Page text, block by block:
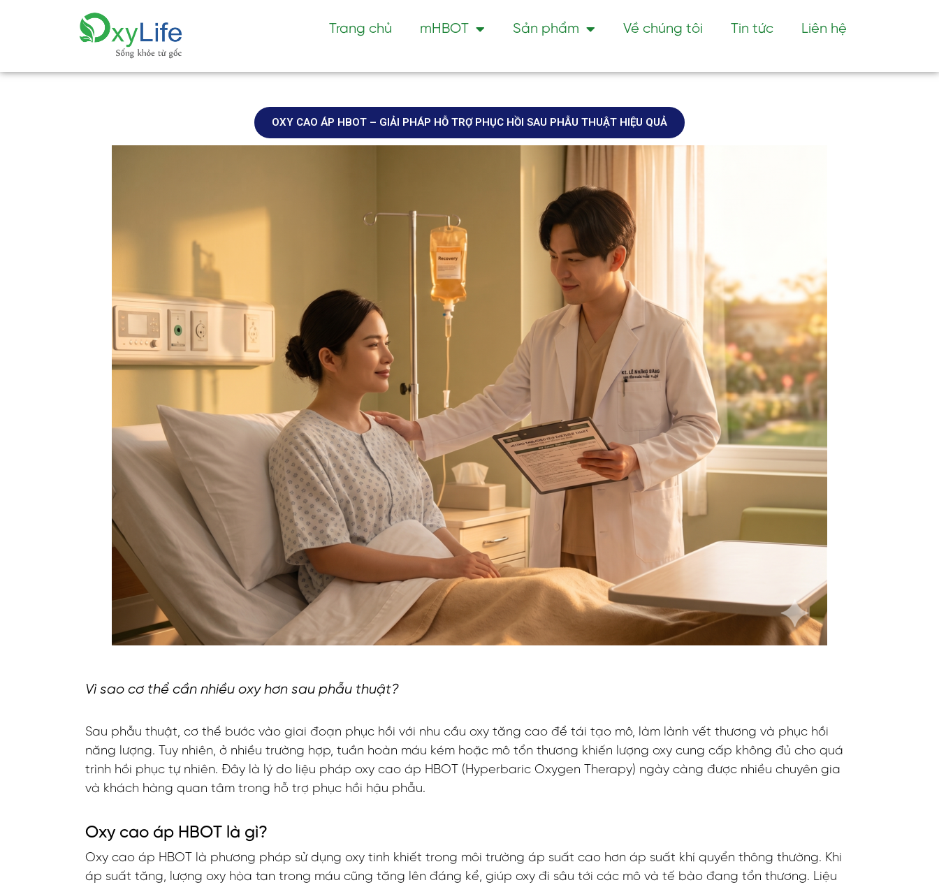
Trang chủ mHBOT Sản phẩm Về chúng tôi Tin tức Liên hệ
OXY CAO ÁP HBOT – GIẢI PHÁP HỖ TRỢ PHỤC HỒI SAU PHẪU THUẬT HIỆU QUẢ
Vì sao cơ thể cần nhiều oxy hơn sau phẫu thuật?
Sau phẫu thuật, cơ thể bước vào giai đoạn phục hồi với nhu cầu oxy tăng cao để tái tạo mô, làm lành vết thương và phục hồi
năng lượng. Tuy nhiên, ở nhiều trường hợp, tuần hoàn máu kém hoặc mô tổn thương khiến lượng oxy cung cấp không đủ cho quá
trình hồi phục tự nhiên. Đây là lý do liệu pháp oxy cao áp HBOT (Hyperbaric Oxygen Therapy) ngày càng được nhiều chuyên gia
và khách hàng quan tâm trong hỗ trợ phục hồi hậu phẫu.
Oxy cao áp HBOT là gì?
Oxy cao áp HBOT là phương pháp sử dụng oxy tinh khiết trong môi trường áp suất cao hơn áp suất khí quyển thông thường. Khi
áp suất tăng, lượng oxy hòa tan trong máu cũng tăng lên đáng kể, giúp oxy đi sâu tới các mô và tế bào đang tổn thương. Liệu